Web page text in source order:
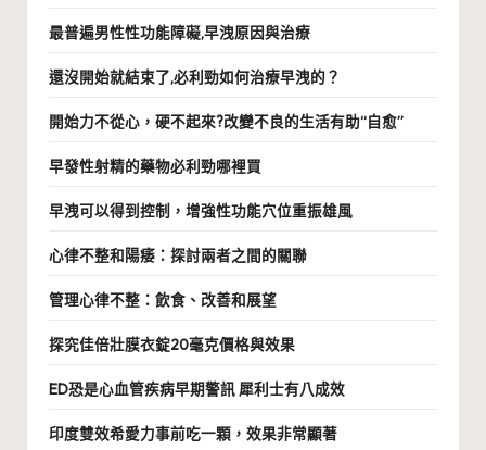
最普遍男性性功能障礙,早洩原因與治療
還沒開始就結束了,必利勁如何治療早洩的？
開始力不從心，硬不起來?改變不良的生活有助“自愈”
早發性射精的藥物必利勁哪裡買
早洩可以得到控制，增強性功能穴位重振雄風
心律不整和陽痿：探討兩者之間的關聯
管理心律不整：飲食、改善和展望
探究佳倍壯膜衣錠20毫克價格與效果
ED恐是心血管疾病早期警訊 犀利士有八成效
印度雙效希愛力事前吃一顆，效果非常顯著